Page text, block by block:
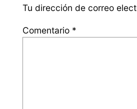
Tu dirección de correo
Comentario *